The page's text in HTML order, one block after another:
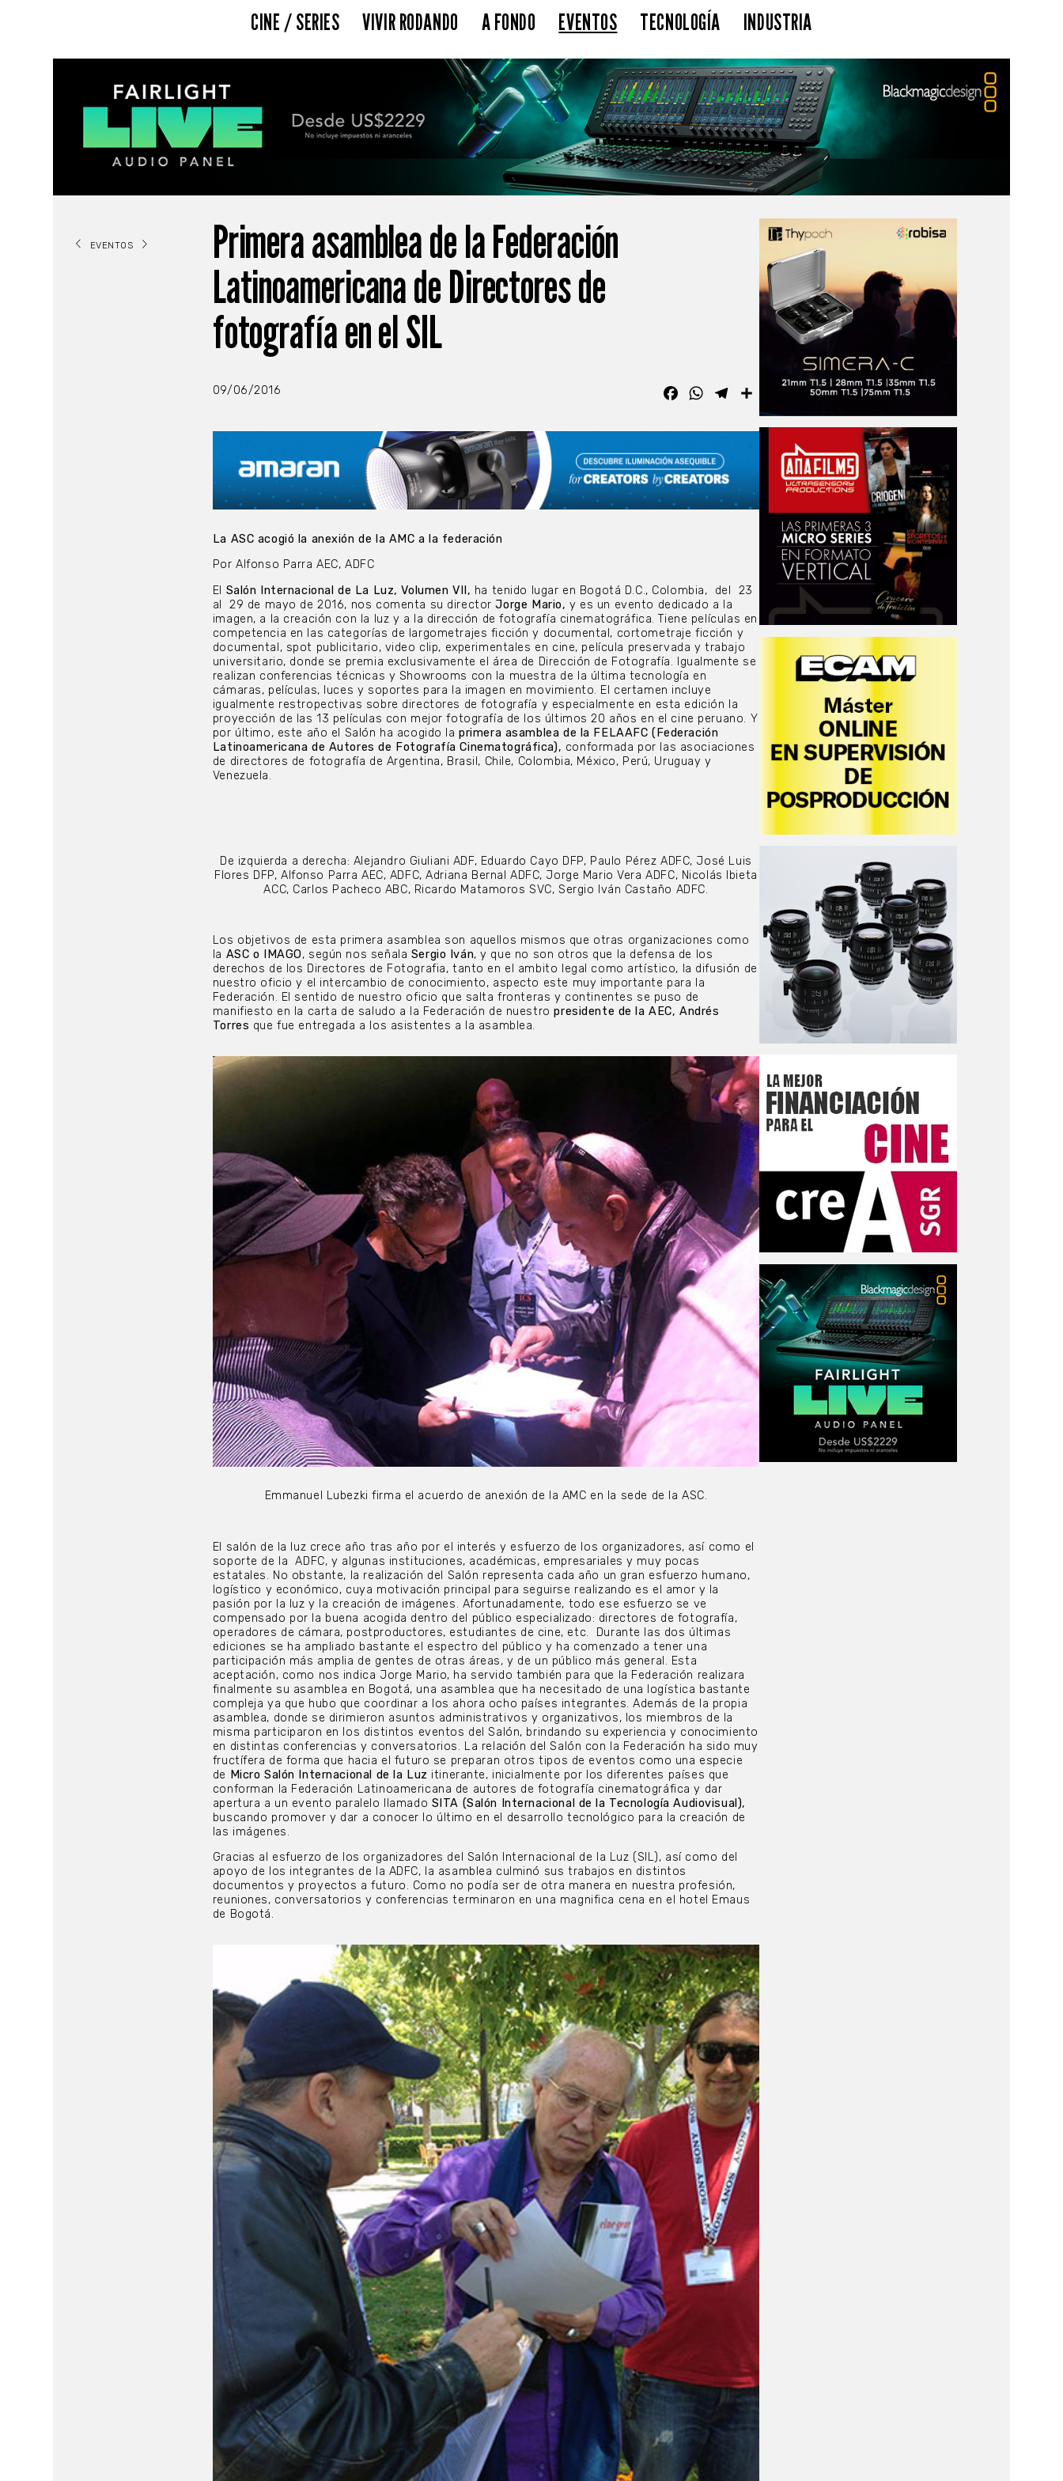
CINE / SERIES VIVIR RODANDO A FONDO EVENTOS TECNOLOGÍA INDUSTRIA
EVENTOS
Primera asamblea de la Federación
Latinoamericana de Directores de
fotografía en el SIL
09/06/2016 FacebookWhatsAppTelegramCompartir
La ASC acogió la anexión de la AMC a la federación
Por Alfonso Parra AEC, ADFC
El Salón Internacional de La Luz, Volumen VII, ha tenido lugar en Bogotá D.C., Colombia, del
23
al
29 de mayo de 2016, nos comenta su directorJorge Mario, y es un evento dedicado a la
imagen, a la creación con la luz y a la dirección de fotografía cinematográfica. Tiene películas en
competencia en las categorías de largometrajes ficción y documental, cortometraje ficción y
documental, spot publicitario, video clip, experimentales en cine, película preservada y trabajo
universitario, donde se premia exclusivamente el área de Dirección de Fotografía. Igualmente se
realizan conferencias técnicas y Showrooms con la muestra de la última tecnología en
cámaras, películas, luces y soportes para la imagen en movimiento. El certamen incluye
igualmente restropectivas sobre directores de fotografía y especialmente en esta edición la
proyección de las 13 películas con mejor fotografía de los últimos 20 años en el cine peruano. Y
por último, este año el Salón ha acogido laprimera asamblea de la FELAAFC (Federación
Latinoamericana de Autores de Fotografía Cinematográfica), conformada por las asociaciones
de directores de fotografía de Argentina, Brasil, Chile, Colombia, México, Perú, Uruguay y
Venezuela.
De izquierda a derecha: Alejandro Giuliani ADF, Eduardo Cayo DFP, Paulo Pérez ADFC, José Luis
Flores DFP, Alfonso Parra AEC, ADFC, Adriana Bernal ADFC, Jorge Mario Vera ADFC, Nicolás Ibieta
ACC, Carlos Pacheco ABC, Ricardo Matamoros SVC, Sergio Iván Castaño ADFC.
Los objetivos de esta primera asamblea son aquellos mismos que otras organizaciones como
la ASC o IMAGO, según nos señala Sergio Iván, y que no son otros que la defensa de los
derechos de los Directores de Fotografia, tanto en el ambito legal como artístico, la difusión de
nuestro oficio y el intercambio de conocimiento, aspecto este muy importante para la
Federación. El sentido de nuestro oficio que salta fronteras y continentes se puso de
manifiesto en la carta de saludo a la Federación de nuestropresidente de la AEC, Andrés
Torres que fue entregada a los asistentes a la asamblea.
Emmanuel Lubezki firma el acuerdo de anexión de la AMC en la sede de la ASC.
El salón de la luz crece año tras año por el interés y esfuerzo de los organizadores, así como el
soporte de la
ADFC, y algunas instituciones, académicas, empresariales y muy pocas
estatales. No obstante, la realización del Salón representa cada año un gran esfuerzo humano,
logístico y económico, cuya motivación principal para seguirse realizando es el amor y la
pasión por la luz y la creación de imágenes. Afortunadamente, todo ese esfuerzo se ve
compensado por la buena acogida dentro del público especializado: directores de fotografía,
operadores de cámara, postproductores, estudiantes de cine, etc.
Durante las dos últimas
ediciones se ha ampliado bastante el espectro del público y ha comenzado a tener una
participación más amplia de gentes de otras áreas, y de un público más general. Esta
aceptación, como nos indica Jorge Mario, ha servido también para que la Federación realizara
finalmente su asamblea en Bogotá, una asamblea que ha necesitado de una logística bastante
compleja ya que hubo que coordinar a los ahora ocho países integrantes. Además de la propia
asamblea, donde se dirimieron asuntos administrativos y organizativos, los miembros de la
misma participaron en los distintos eventos del Salón, brindando su experiencia y conocimiento
en distintas conferencias y conversatorios. La relación del Salón con la Federación ha sido muy
fructífera de forma que hacia el futuro se preparan otros tipos de eventos como una especie
de Micro Salón Internacional de la Luz itinerante, inicialmente por los diferentes países que
conforman la Federación Latinoamericana de autores de fotografía cinematográfica y dar
apertura a un evento paralelo llamado SITA (Salón Internacional de la Tecnología Audiovisual),
buscando promover y dar a conocer lo último en el desarrollo tecnológico para la creación de
las imágenes.
Gracias al esfuerzo de los organizadores del Salón Internacional de la Luz (SIL), así como del
apoyo de los integrantes de la ADFC, la asamblea culminó sus trabajos en distintos
documentos y proyectos a futuro. Como no podía ser de otra manera en nuestra profesión,
reuniones, conversatorios y conferencias terminaron en una magnifica cena en el hotel Emaus
de Bogotá.